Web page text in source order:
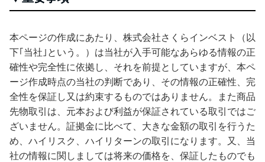
本ページの作成にあたり、株式会社さくらインベスト（以
下｢当社｣という。）は当社が入手可能なあらゆる情報の正
確性や完全性に依拠し、それを前提としていますが、本ペ
ージ作成時点の当社の判断であり、その情報の正確性、完
全性を保証し又は約束するものではありません。また商品
先物取引は、元本および利益が保証されている取引ではご
ざいません。証拠金に比べて、大きな金額の取引を行うた
め、ハイリスク、ハイリターンの取引になります。又、当
社の情報に関しましては将来の価格を、保証したものでも